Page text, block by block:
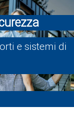
e sistemi di